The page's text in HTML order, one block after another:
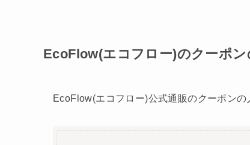
EcoFlow(エコフロー)のクーポン
EcoFlow(エコフロー)公式通販のクーポンの